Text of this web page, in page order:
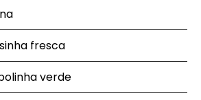
fresca
verde